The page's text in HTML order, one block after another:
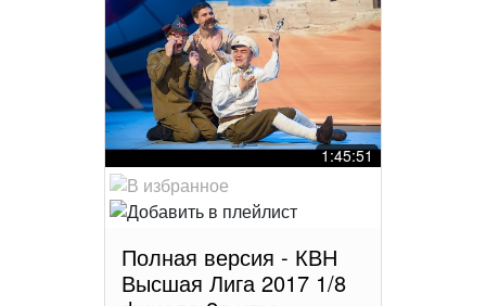
1:45:51
Полная версия - КВН
Высшая Лига 2017 1/8